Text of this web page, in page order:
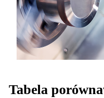
Tabela